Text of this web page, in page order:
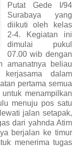
Putat Gede I/94
Surabaya yang
diikuti oleh kelas
2-4. Kegiatan ini
dimulai pukul
07.00 wib dengan
amanatnya beliau
kerjasama dalam
pertama semua
menampilkan
menuju pos satu
jalan setapak,
dari yahnda Atim
berjalan ke timur
menerima tugas